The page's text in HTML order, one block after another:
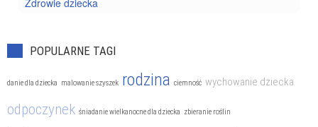
Zdrowie dziecka
POPULARNE TAGI
danie dla dziecka malowanie szyszek rodzina ciemność wychowanie dziecka
odpoczynek śniadanie wielkanocne dla dziecka zbieranie roślin